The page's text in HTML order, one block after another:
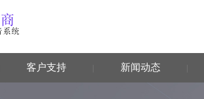
客户支持 新闻动态